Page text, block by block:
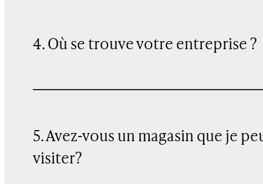
4. Où se trouve votre entreprise ?
5. Avez-vous un magasin que je
visiter?